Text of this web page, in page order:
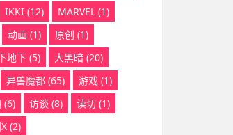
IKKI (12) MARVEL (1)
动画 (1) 原创 (1)
地下 (5) 大黑暗 (20)
异兽魔都 (65) 游戏 (1)
(6) 访谈 (8) 读切 (1)
(2)